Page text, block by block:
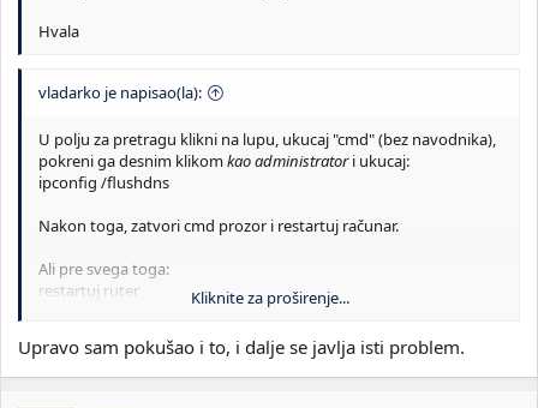
Hvala
vladarko je napisao(la):
U polju za pretragu klikni na lupu, ukucaj "cmd" (bez navodnika),
pokreni ga desnim klikomkao administratori ukucaj:
ipconfig /flushdns
Nakon toga, zatvori cmd prozor i restartuj računar.
Ali pre svega toga:
restartuj ruter
Kliknite za proširenje...
Upravo sam pokušao i to, i dalje se javlja isti problem.